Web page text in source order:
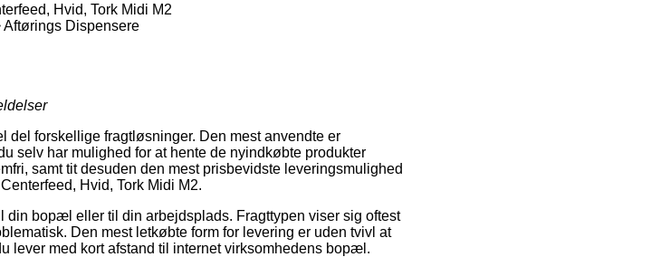
Hvid, Tork Midi M2
Dispensere
forskellige fragtløsninger. Den mest anvendte er
selv har mulighed for at hente de nyindkøbte produkter
samt tit desuden den mest prisbevidste leveringsmulighed
Hvid, Tork Midi M2.
bopæl eller til din arbejdsplads. Fragttypen viser sig oftest
Den mest letkøbte form for levering er uden tvivl at
lever med kort afstand til internet virksomhedens bopæl.